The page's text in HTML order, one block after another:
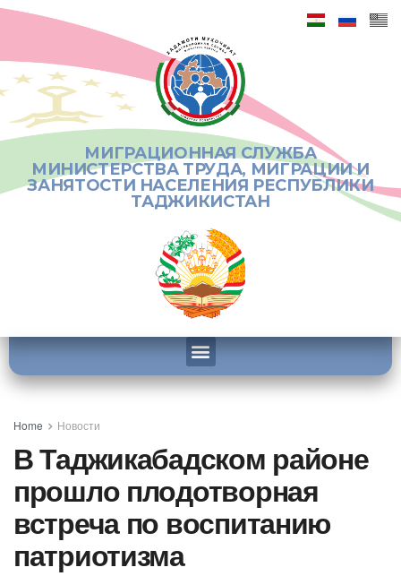
МИГРАЦИОННАЯ СЛУЖБА
МИНИСТЕРСТВА ТРУДА, МИГРАЦИИ И
ЗАНЯТОСТИ НАСЕЛЕНИЯ РЕСПУБЛИКИ
ТАДЖИКИСТАН
Home Новости
В Таджикабадском районе
прошло плодотворная
встреча по воспитанию
патриотизма